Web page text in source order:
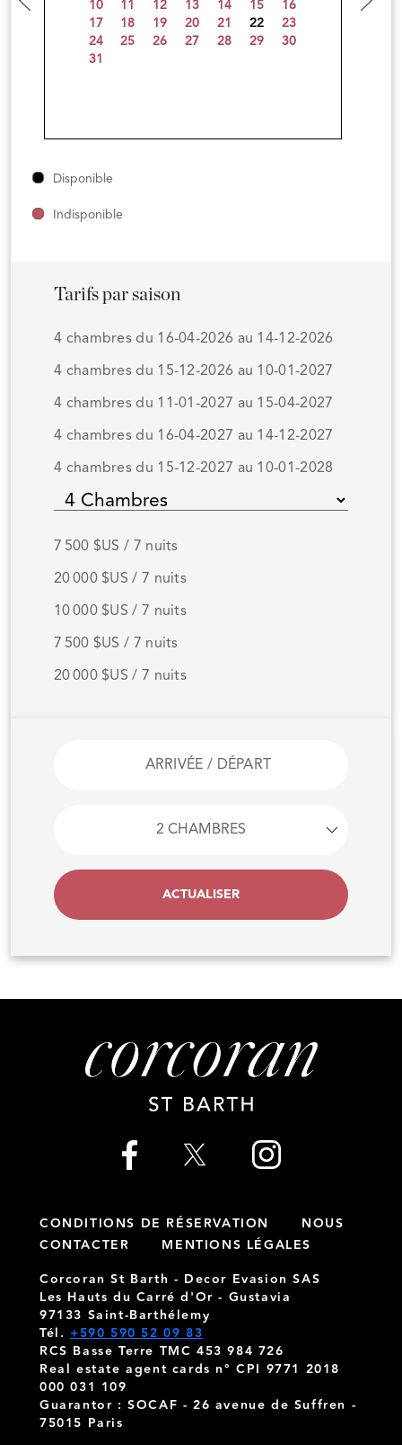
10
11 12 13 14 15
16
17
18 19 20 21 22
23
24
25 26 27 28 29
30
31
Disponible
Indisponible
Tarifs par saison
4 chambres du 16-04-2026 au 14-12-2026
4 chambres du 15-12-2026 au 10-01-2027
4 chambres du 11-01-2027 au 15-04-2027
4 chambres du 16-04-2027 au 14-12-2027
4 chambres du 15-12-2027 au 10-01-2028
7 500 $US / 7 nuits
20 000 $US / 7 nuits
10 000 $US / 7 nuits
7 500 $US / 7 nuits
20 000 $US / 7 nuits
ACTUALISER
CONDITIONS DE RÉSERVATION
NOUS
CONTACTER
MENTIONS LÉGALES
Corcoran St Barth - Decor Evasion SAS
Les Hauts du Carré d'Or - Gustavia
97133 Saint-Barthélemy
Tél. +590 590 52 09 83
RCS Basse Terre TMC 453 984 726
Real estate agent cards n° CPI 9771 2018
000 031 109
Guarantor : SOCAF - 26 avenue de Suffren -
75015 Paris